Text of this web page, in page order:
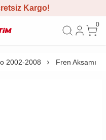
Kargo!
0
2002-2008 Fren Aksamı